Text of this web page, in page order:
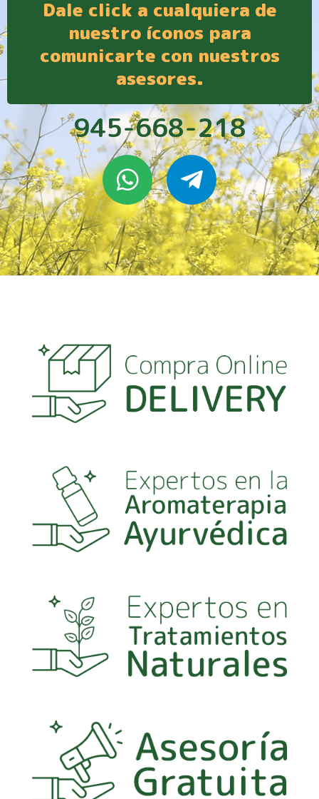
Dale click a cualquiera de
nuestro íconos para
comunicarte con nuestros
asesores.
945-668-218